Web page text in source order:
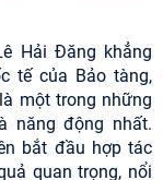
Hải Đăng khẳng
tế của Bảo tàng,
một trong những
năng động nhất.
bắt đầu hợp tác
quan trọng, nổi